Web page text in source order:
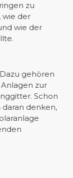
zu
wie der
wie der
gehören
zur
Schon
denken,